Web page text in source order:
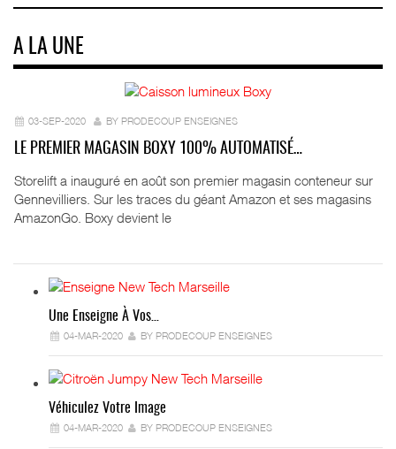
A LA UNE
03-SEP-2020 BY PRODECOUP ENSEIGNES
LE PREMIER MAGASIN BOXY 100% AUTOMATISÉ…
Storelift a inauguré en août son premier magasin conteneur sur
Gennevilliers. Sur les traces du géant Amazon et ses magasins
AmazonGo. Boxy devient le
Une Enseigne À Vos…
04-MAR-2020 BY PRODECOUP ENSEIGNES
Véhiculez Votre Image
04-MAR-2020 BY PRODECOUP ENSEIGNES